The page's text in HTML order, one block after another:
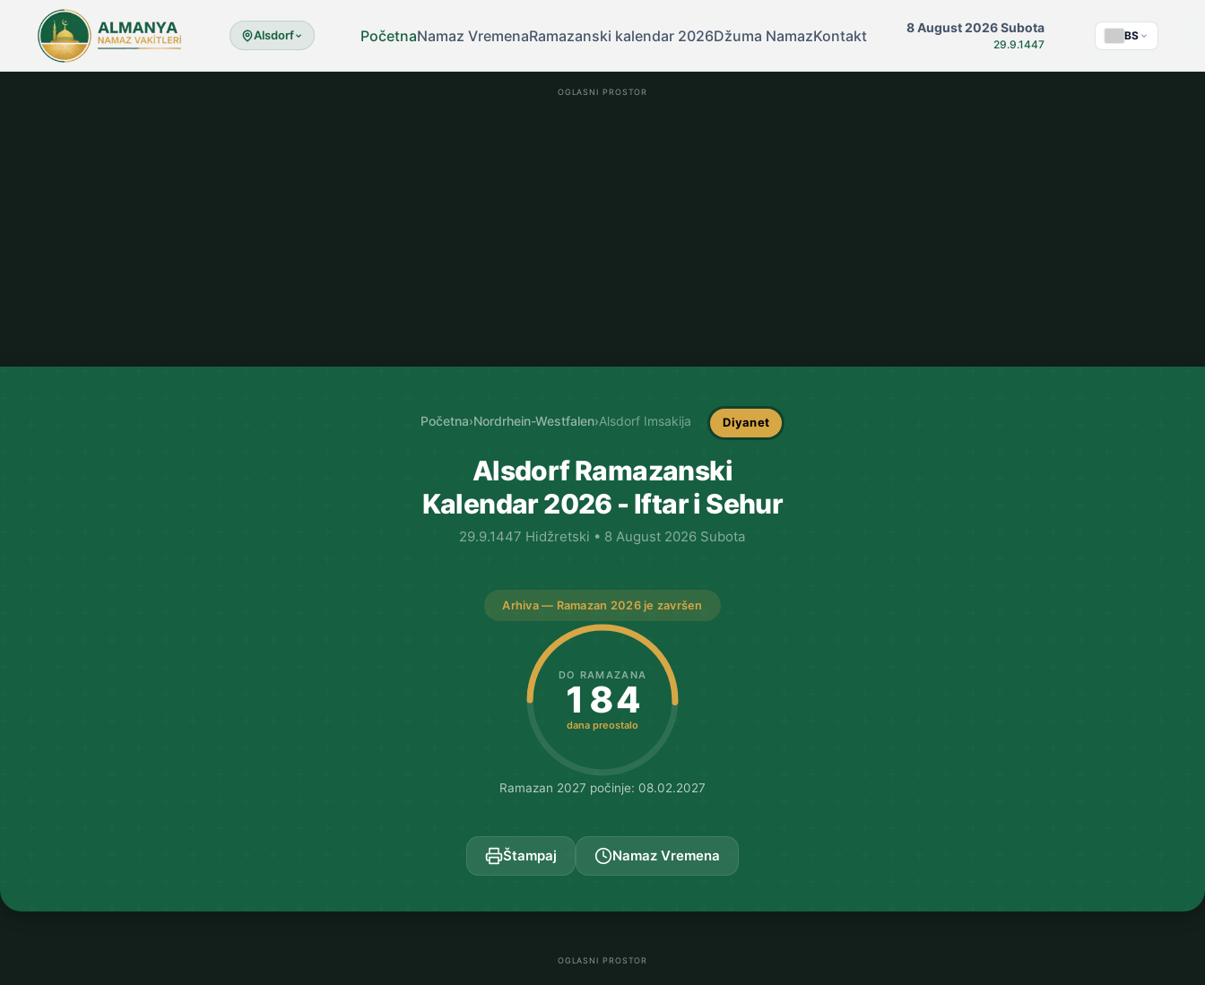
Alsdorf PočetnaNamaz VremenaRamazanski kalendar 2026Džuma NamazKontakt 8 August 2026 Subota
29.9.1447
BS
OGLASNI PROSTOR
Početna›Nordrhein-Westfalen›Alsdorf Imsakija Diyanet
Alsdorf Ramazanski
Kalendar 2026 - Iftar i Sehur
29.9.1447 Hidžretski • 8 August 2026 Subota
Arhiva — Ramazan 2026 je završen
DO RAMAZANA
184
dana preostalo
Ramazan 2027 počinje: 08.02.2027
Štampaj Namaz Vremena
OGLASNI PROSTOR